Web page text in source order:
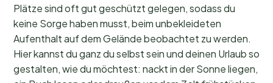
Plätze sind oft gut geschützt gelegen, sodass du
keine Sorge haben musst, beim unbekleideten
Aufenthalt auf dem Gelände beobachtet zu werden.
Hier kannst du ganz du selbst sein und deinen Urlaub so
gestalten, wie du möchtest: nackt in der Sonne liegen,